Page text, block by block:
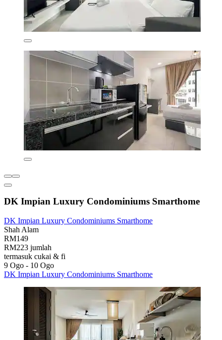
DK Impian Luxury Condominiums Smarthome
DK Impian Luxury Condominiums Smarthome
Shah Alam
RM149
RM223 jumlah
termasuk cukai & fi
9 Ogo - 10 Ogo
DK Impian Luxury Condominiums Smarthome